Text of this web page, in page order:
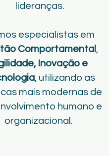
lideranças.
especialistas em
Comportamental ,
Inovação e
, utilizando as
mais modernas de
humano e
organizacional.